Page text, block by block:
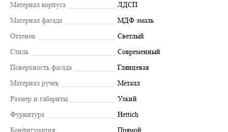
Материал корпуса
ЛДСП
Материал фасада
МДФ эмаль
Оттенок
Светлый
Стиль
Современный
Поверхность фасада
Глянцевая
Материал ручек
Металл
Размер и габариты
Узкий
Фурнитура
Hettich
Конфигурация
Прямой